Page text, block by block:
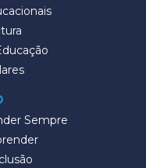
Sempre